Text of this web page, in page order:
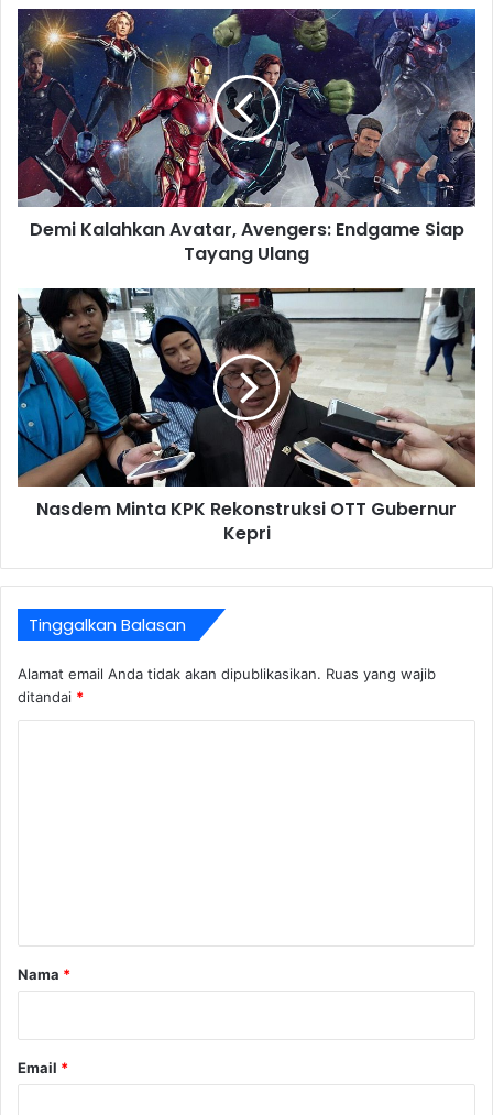
Demi Kalahkan Avatar, Avengers: Endgame Siap
Tayang Ulang
Nasdem Minta KPK Rekonstruksi OTT Gubernur
Kepri
Tinggalkan Balasan
Alamat email Anda tidak akan dipublikasikan. Ruas yang wajib
ditandai *
r
Nama *
Email *